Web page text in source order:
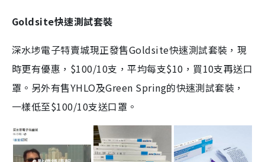
Goldsite快速測試套裝
深水埗電子特賣城現正發售Goldsite快速測試套裝，現
時更有優惠，$100/10支，平均每支$10，買10支再送口
罩。另外有售YHLO及Green Spring的快速測試套裝，
一樣低至$100/10支送口罩。